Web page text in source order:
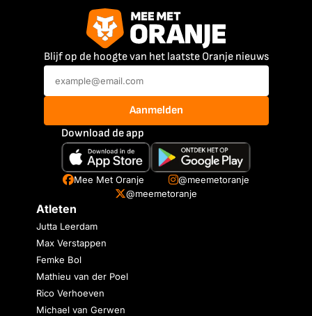
Blijf op de hoogte van het laatste Oranje nieuws
Aanmelden
Download de app
Mee Met Oranje
@meemetoranje
@meemetoranje
Atleten
Jutta Leerdam
Max Verstappen
Femke Bol
Mathieu van der Poel
Rico Verhoeven
Michael van Gerwen